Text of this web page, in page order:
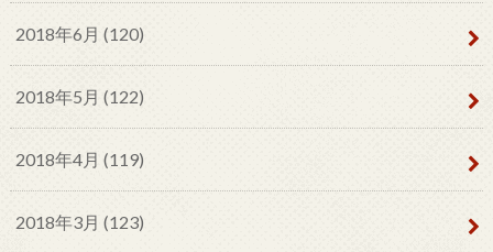
2018年6月 (120)
2018年5月 (122)
2018年4月 (119)
2018年3月 (123)